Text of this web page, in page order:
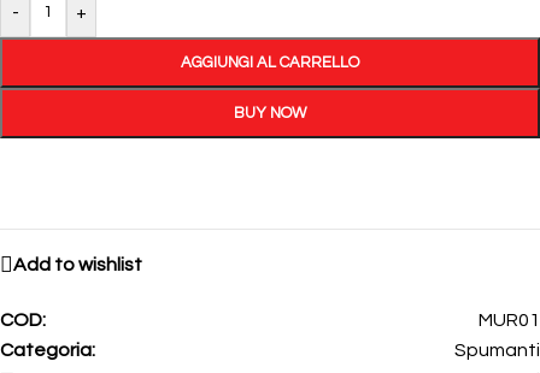
- +
AGGIUNGI AL CARRELLO
BUY NOW
Add to wishlist
COD:
MUR01
Categoria:
Spumanti